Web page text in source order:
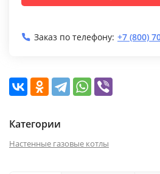
Заказ по телефону: +7 (800)
Категории
Настенные газовые котлы